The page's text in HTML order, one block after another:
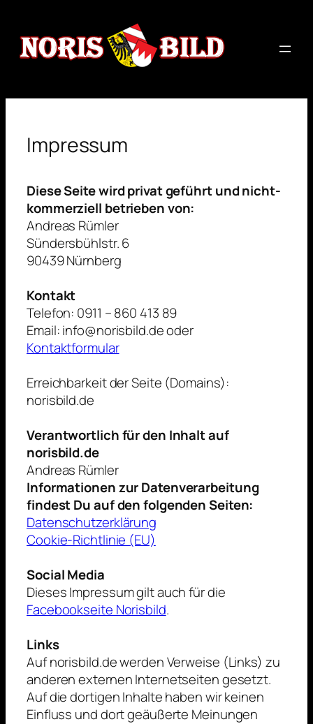
springen
Impressum
Diese Seite wird privat geführt und nicht-
kommerziell betrieben von:
Andreas Rümler
Sündersbühlstr. 6
90439 Nürnberg
Kontakt
Telefon: 0911 – 860 413 89
Email: info@norisbild.de oder
Kontaktformular
Erreichbarkeit der Seite (Domains):
norisbild.de
Verantwortlich für den Inhalt auf
norisbild.de
Andreas Rümler
Informationen zur Datenverarbeitung
findest Du auf den folgenden Seiten:
Datenschutzerklärung
Cookie-Richtlinie (EU)
Social Media
Dieses Impressum gilt auch für die
Facebookseite Norisbild.
Links
Auf norisbild.de werden Verweise (Links) zu
anderen externen Internetseiten gesetzt.
Auf die dortigen Inhalte haben wir keinen
Einfluss und dort geäußerte Meinungen